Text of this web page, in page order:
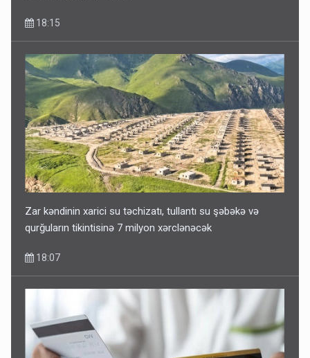
18:15
Zar kəndinin xarici su təchizatı, tullantı su şəbəkə və
qurğuların tikintisinə 7 milyon xərclənəcək
18:07